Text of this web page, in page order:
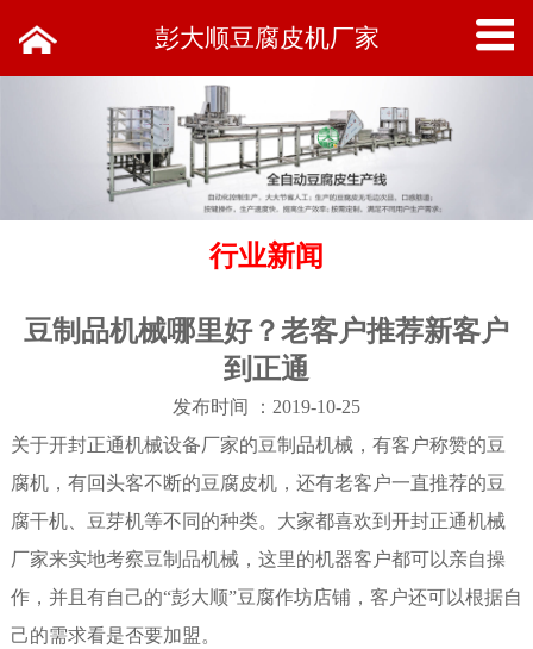
彭大顺豆腐皮机厂家
行业新闻
豆制品机械哪里好？老客户推荐新客户
到正通
发布时间 ：2019-10-25
关于开封正通机械设备厂家的豆制品机械，有客户称赞的豆
腐机，有回头客不断的豆腐皮机，还有老客户一直推荐的豆
腐干机、豆芽机等不同的种类。大家都喜欢到开封正通机械
厂家来实地考察豆制品机械，这里的机器客户都可以亲自操
作，并且有自己的“彭大顺”豆腐作坊店铺，客户还可以根据自
己的需求看是否要加盟。